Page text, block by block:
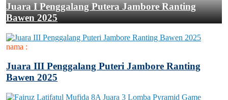
Juara I Penggalang Putera Jambore Ranting
Bawen 2025
nama :
Juara III Penggalang Puteri Jambore Ranting
Bawen 2025